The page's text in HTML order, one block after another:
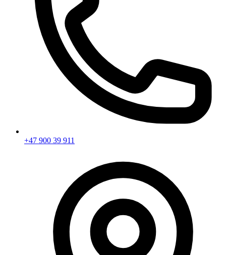
+47 900 39 911